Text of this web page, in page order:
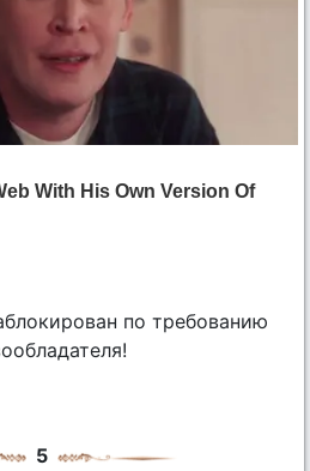
по требованию
5